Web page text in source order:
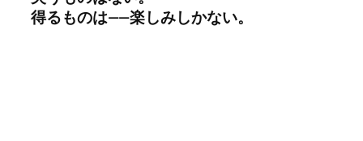
得るものは——楽しみしかない。